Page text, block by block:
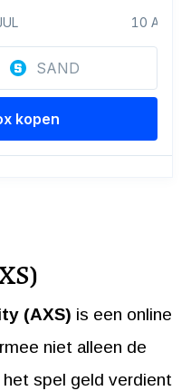
(AXS) is een online
niet alleen de
het spel geld verdient